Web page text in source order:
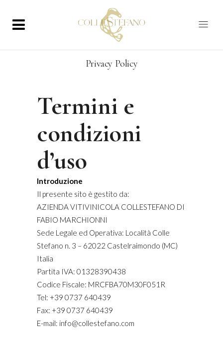
Privacy Policy
Termini e
condizioni
d’uso
Introduzione
Il presente sito è gestito da:
AZIENDA VITIVINICOLA COLLESTEFANO DI
FABIO MARCHIONNI
Sede Legale ed Operativa: Località Colle
Stefano n. 3 – 62022 Castelraimondo (MC)
Italia
Partita IVA: 01328390438
Codice Fiscale: MRCFBA70M30F051R
Tel: +39 0737 640439
Fax: +39 0737 640439
E-mail: info@collestefano.com